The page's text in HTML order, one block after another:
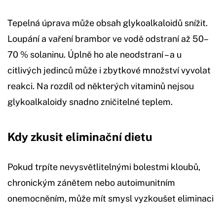
Tepelná úprava může obsah glykoalkaloidů snížit.
Loupání a vaření brambor ve vodě odstraní až 50–
70 % solaninu. Úplně ho ale neodstraní – a u
citlivých jedinců může i zbytkové množství vyvolat
reakci. Na rozdíl od některých vitaminů nejsou
glykoalkaloidy snadno zničitelné teplem.
Kdy zkusit eliminační dietu
Pokud trpíte nevysvětlitelnými bolestmi kloubů,
chronickým zánětem nebo autoimunitním
onemocněním, může mít smysl vyzkoušet eliminaci